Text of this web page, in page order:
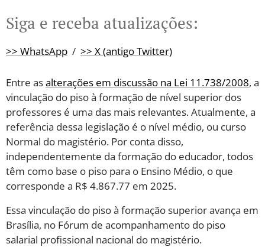
Siga e receba atualizações:
>> WhatsApp / >> X (antigo Twitter)
Entre asalterações em discussão na Lei 11.738/2008, a
vinculação do piso à formação de nível superior dos
professores é uma das mais relevantes. Atualmente, a
referência dessa legislação é o nível médio, ou curso
Normal do magistério. Por conta disso,
independentemente da formação do educador, todos
têm como base o piso para o Ensino Médio, o que
corresponde a R$ 4.867.77 em 2025.
Essa vinculação do piso à formação superior avança em
Brasília, no Fórum de acompanhamento do piso
salarial profissional nacional do magistério.